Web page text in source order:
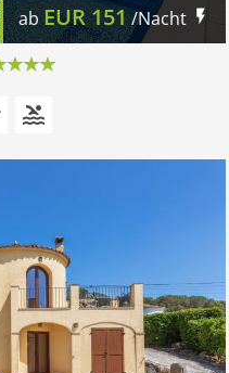
abEUR151/Nacht